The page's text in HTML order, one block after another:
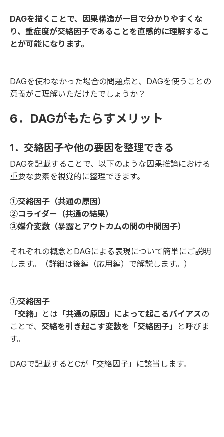
DAGを描くことで、因果構造が一目で分かりやすくな
り、重症度が交絡因子であることを直感的に理解するこ
とが可能になります。
DAGを使わなかった場合の問題点と、DAGを使うことの
意義がご理解いただけたでしょうか？
6．DAGがもたらすメリット
1．交絡因子や他の要因を整理できる
DAGを記載することで、以下のような因果推論における
重要な要素を視覚的に整理できます。
①交絡因子（共通の原因）
②コライダー（共通の結果）
③媒介変数（暴露とアウトカムの間の中間因子）
それぞれの概念とDAGによる表現について簡単にご説明
します。（詳細は後編（応用編）で解説します。 ）
①交絡因子
「交絡」
とは 「共通の原因」によって起こるバイアスの
ことで、 交絡を引き起こす変数を「交絡因子」
と呼びま
す。
DAGで記載するとCが「交絡因子」に該当します。